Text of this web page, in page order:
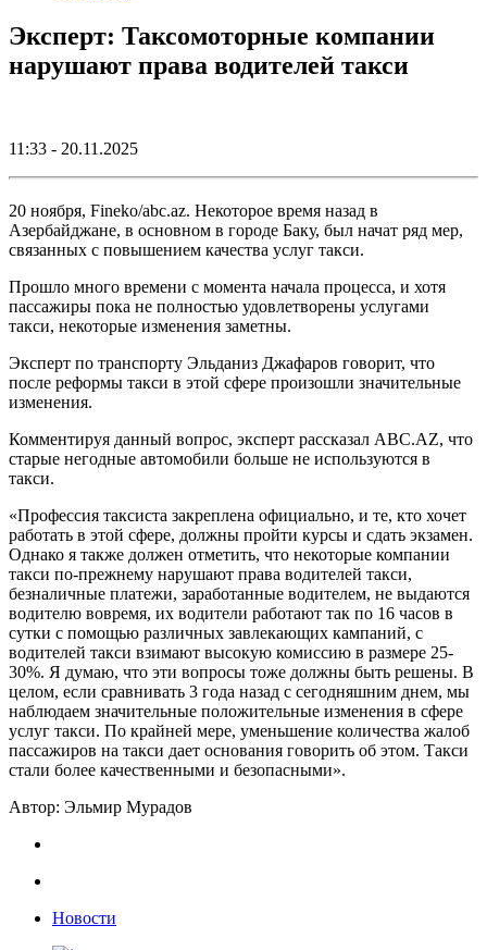
Эксперт: Таксомоторные компании
нарушают права водителей такси
11:33 - 20.11.2025
20 ноября, Fineko/abc.az. Некоторое время назад в
Азербайджане, в основном в городе Баку, был начат ряд мер,
связанных с повышением качества услуг такси.
Прошло много времени с момента начала процесса, и хотя
пассажиры пока не полностью удовлетворены услугами
такси, некоторые изменения заметны.
Эксперт по транспорту Эльданиз Джафаров говорит, что
после реформы такси в этой сфере произошли значительные
изменения.
Комментируя данный вопрос, эксперт рассказал ABC.AZ, что
старые негодные автомобили больше не используются в
такси.
«Профессия таксиста закреплена официально, и те, кто хочет
работать в этой сфере, должны пройти курсы и сдать экзамен.
Однако я также должен отметить, что некоторые компании
такси по-прежнему нарушают права водителей такси,
безналичные платежи, заработанные водителем, не выдаются
водителю вовремя, их водители работают так по 16 часов в
сутки с помощью различных завлекающих кампаний, с
водителей такси взимают высокую комиссию в размере 25-
30%. Я думаю, что эти вопросы тоже должны быть решены. В
целом, если сравнивать 3 года назад с сегодняшним днем, мы
наблюдаем значительные положительные изменения в сфере
услуг такси. По крайней мере, уменьшение количества жалоб
пассажиров на такси дает основания говорить об этом. Такси
стали более качественными и безопасными».
Автор: Эльмир Мурадов
Новости